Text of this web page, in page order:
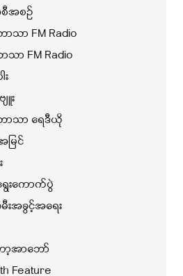
အစဉ်
သာ FM Radio
သာ FM Radio
း
း
ာသာ ရေဒီယို
ြင်
ေးကောက်ပွဲ
းအခွင့်အရေး
အာဘော်
Feature